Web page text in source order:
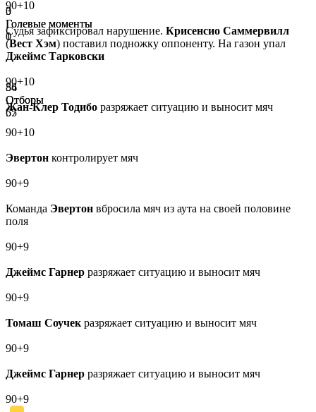
0
Голевые моменты
0
86
Отборы
55
3
Голевые моменты
1
54
Отборы
67
90+10
Судья зафиксировал нарушение. Крисенсио Саммервилл
(Вест Хэм) поставил подножку оппоненту. На газон упал
Джеймс Тарковски
90+10
Жан-Клер Тодибо разряжает ситуацию и выносит мяч
90+10
Эвертон контролирует мяч
90+9
Команда Эвертон вбросила мяч из аута на своей половине
поля
90+9
Джеймс Гарнер разряжает ситуацию и выносит мяч
90+9
Томаш Соучек разряжает ситуацию и выносит мяч
90+9
Джеймс Гарнер разряжает ситуацию и выносит мяч
90+9